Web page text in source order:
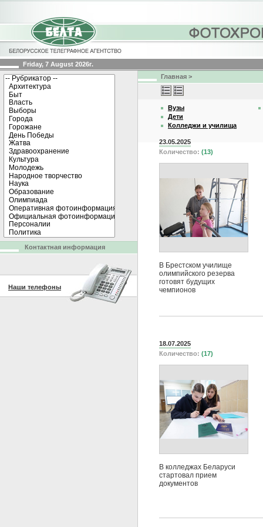
Friday, 7 August 2026г.
Главная >
Вузы
Дети
Колледжи и училища
23.05.2025
Количество: (13)
В Брестском училище
олимпийского резерва
готовят будущих
чемпионов
18.07.2025
Количество: (17)
В колледжах Беларуси
стартовал прием
документов
Контактная информация
Наши телефоны